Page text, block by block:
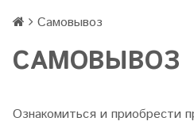
Самовывоз
САМОВЫВОЗ
Ознакомиться и приобрести